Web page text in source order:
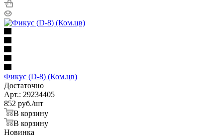
Фикус (D-8) (Ком.цв)
Достаточно
Арт.: 29234405
852 руб./шт
В корзину
В корзину
Новинка